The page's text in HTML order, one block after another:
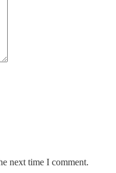
next time I comment.